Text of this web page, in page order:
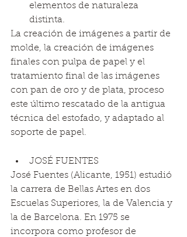
elementos de naturaleza
distinta.
La creación de imágenes a partir de
molde, la creación de imágenes
finales con pulpa de papel y el
tratamiento final de las imágenes
con pan de oro y de plata, proceso
este último rescatado de la antigua
técnica del estofado, y adaptado al
soporte de papel.
JOSÉ FUENTES
José Fuentes (Alicante, 1951) estudió
la carrera de Bellas Artes en dos
Escuelas Superiores, la de Valencia y
la de Barcelona. En 1975 se
incorpora como profesor de